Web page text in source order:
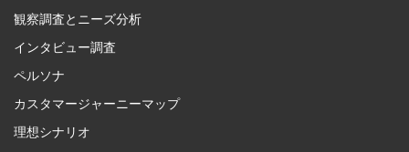
観察調査とニーズ分析
インタビュー調査
ペルソナ
カスタマージャーニーマップ
理想シナリオ